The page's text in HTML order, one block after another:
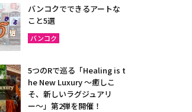
バンコクでできるアートな
こと5選
バンコク
5つのRで巡る「Healing is t
he New Luxury ～癒しこ
そ、新しいラグジュアリ
ー〜」第2弾を開催！